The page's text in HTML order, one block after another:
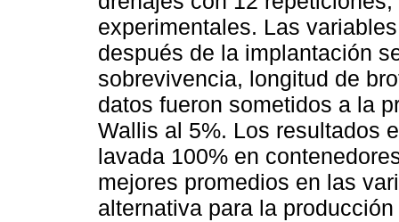
experimentales. Las
después de la implantación
sobrevivencia, longitud de
datos fueron sometidos a la
Wallis al 5%. Los resultados
lavada 100% en
mejores promedios en las
alternativa para la